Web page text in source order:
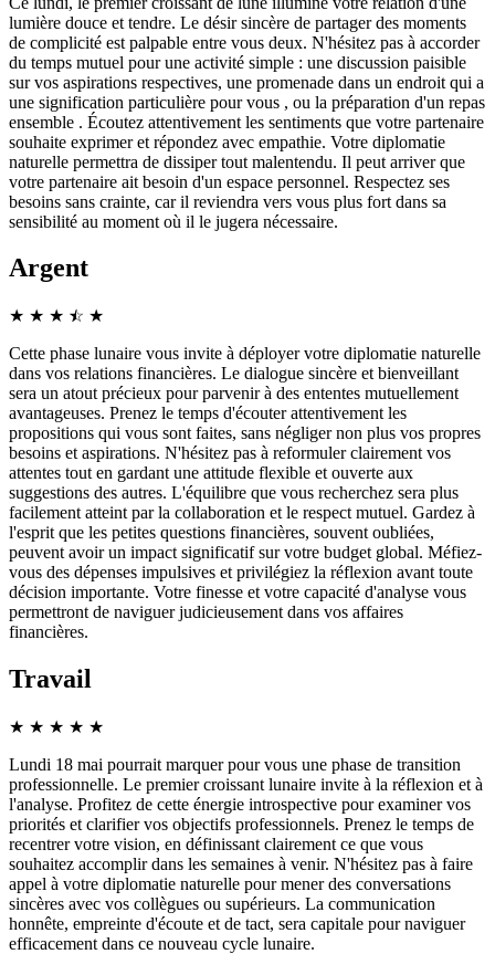
lumière douce et tendre. Le désir sincère de partager des moments
de complicité est palpable entre vous deux. N'hésitez pas à accorder
du temps mutuel pour une activité simple : une discussion paisible
sur vos aspirations respectives, une promenade dans un endroit qui a
une signification particulière pour vous , ou la préparation d'un repas
ensemble . Écoutez attentivement les sentiments que votre partenaire
souhaite exprimer et répondez avec empathie. Votre diplomatie
naturelle permettra de dissiper tout malentendu. Il peut arriver que
votre partenaire ait besoin d'un espace personnel. Respectez ses
besoins sans crainte, car il reviendra vers vous plus fort dans sa
sensibilité au moment où il le jugera nécessaire.
Argent
★ ★ ★ ☆
★ ★
Cette phase lunaire vous invite à déployer votre diplomatie naturelle
dans vos relations financières. Le dialogue sincère et bienveillant
sera un atout précieux pour parvenir à des ententes mutuellement
avantageuses. Prenez le temps d'écouter attentivement les
propositions qui vous sont faites, sans négliger non plus vos propres
besoins et aspirations. N'hésitez pas à reformuler clairement vos
attentes tout en gardant une attitude flexible et ouverte aux
suggestions des autres. L'équilibre que vous recherchez sera plus
facilement atteint par la collaboration et le respect mutuel. Gardez à
l'esprit que les petites questions financières, souvent oubliées,
peuvent avoir un impact significatif sur votre budget global. Méfiez-
vous des dépenses impulsives et privilégiez la réflexion avant toute
décision importante. Votre finesse et votre capacité d'analyse vous
permettront de naviguer judicieusement dans vos affaires
financières.
Travail
★ ★ ★ ★ ★
Lundi 18 mai pourrait marquer pour vous une phase de transition
professionnelle. Le premier croissant lunaire invite à la réflexion et à
l'analyse. Profitez de cette énergie introspective pour examiner vos
priorités et clarifier vos objectifs professionnels. Prenez le temps de
recentrer votre vision, en définissant clairement ce que vous
souhaitez accomplir dans les semaines à venir. N'hésitez pas à faire
appel à votre diplomatie naturelle pour mener des conversations
sincères avec vos collègues ou supérieurs. La communication
honnête, empreinte d'écoute et de tact, sera capitale pour naviguer
efficacement dans ce nouveau cycle lunaire.